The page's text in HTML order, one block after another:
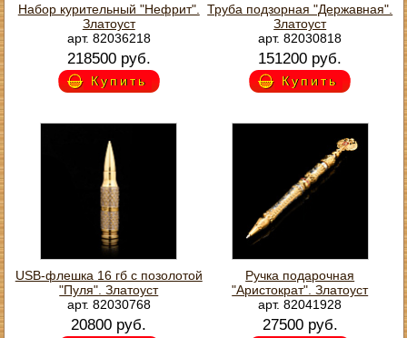
Набор курительный "Нефрит".
Златоуст
арт. 82036218
218500 руб.
Купить
Труба подзорная "Державная".
Златоуст
арт. 82030818
151200 руб.
Купить
USB-флешка 16 гб с позолотой
"Пуля". Златоуст
арт. 82030768
20800 руб.
Ручка подарочная
"Аристократ". Златоуст
арт. 82041928
27500 руб.